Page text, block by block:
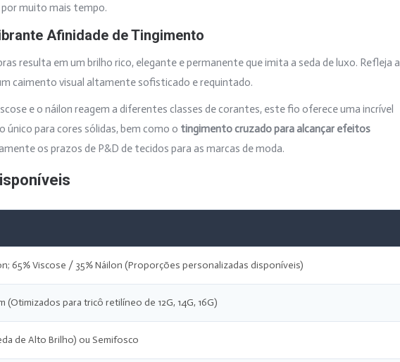
muito mais tempo.
Afinidade de Tingimento
resulta em um brilho rico, elegante e permanente que imita a seda de luxo. Refleja a
caimento visual altamente sofisticado e requintado.
e o náilon reagem a diferentes classes de corantes, este fio oferece uma incrível
para cores sólidas, bem como o tingimento cruzado para alcançar efeitos
os prazos de P&D de tecidos para as marcas de moda.
65% Viscose / 35% Náilon (Proporções personalizadas disponíveis)
para tricô retilíneo de 12G, 14G, 16G)
de Alto Brilho) ou Semifosco